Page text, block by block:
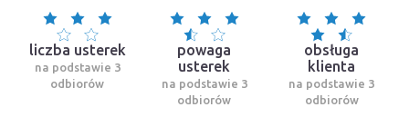
liczba usterek
na podstawie 3
odbiorów
powaga
usterek
na podstawie 3
odbiorów
obsługa
klienta
na podstawie 3
odbiorów